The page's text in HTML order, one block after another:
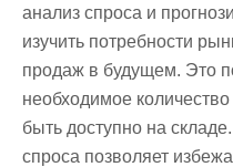
анализ спроса и
изучить потребности
продаж в будущем. Это
необходимое
быть доступно на
спроса позволяет